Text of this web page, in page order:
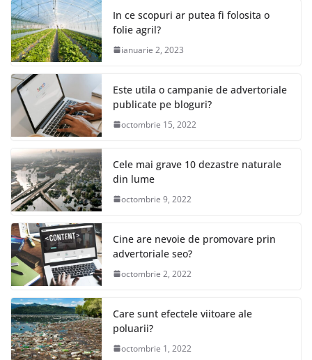
In ce scopuri ar putea fi folosita o
folie agril?
ianuarie 2, 2023
Este utila o campanie de advertoriale
publicate pe bloguri?
octombrie 15, 2022
Cele mai grave 10 dezastre naturale
din lume
octombrie 9, 2022
Cine are nevoie de promovare prin
advertoriale seo?
octombrie 2, 2022
Care sunt efectele viitoare ale
poluarii?
octombrie 1, 2022